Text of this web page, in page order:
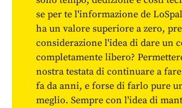
se per te l'informazione de
ha un valore superiore a zero,
considerazione l'idea di dare un
completamente libero?
nostra testata di continuare a
fa da anni, e forse di farlo pure
meglio. Sempre con l'idea di